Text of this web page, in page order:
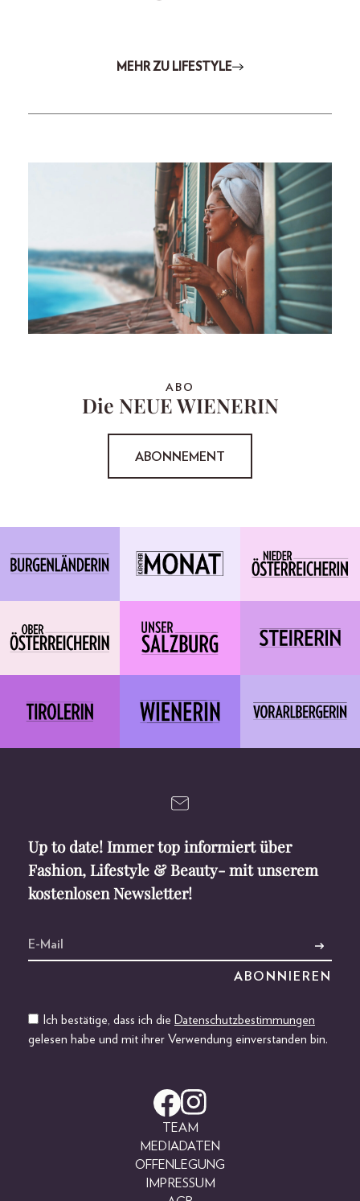
MEHR ZU LIFESTYLE
ABO
Die NEUE WIENERIN
ABONNEMENT
Up to date! Immer top informiert über
Fashion, Lifestyle & Beauty- mit unserem
kostenlosen Newsletter!
Ich bestätige, dass ich die Datenschutzbestimmungen
gelesen habe und mit ihrer Verwendung einverstanden bin.
TEAM
MEDIADATEN
OFFENLEGUNG
IMPRESSUM